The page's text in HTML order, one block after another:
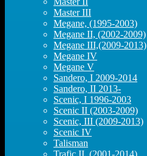
Master III
Megane, (1995-2003)
Megane II, (2002-2009)
Megane III,(2009-2013)
Megane IV
Megane V
Sandero, I 2009-2014
Sandero, II 2013-
Scenic, I 1996-2003
Scenic II (2003-2009)
Scenic, III (2009-2013)
Scenic IV
Talisman
Trafic II, (2001-2014)